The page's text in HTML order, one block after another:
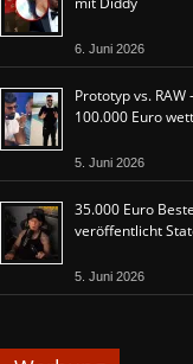
6. Juni 2026
Prototyp vs.
100.000 Euro
5. Juni 2026
35.000 Euro
veröffentlicht
5. Juni 2026